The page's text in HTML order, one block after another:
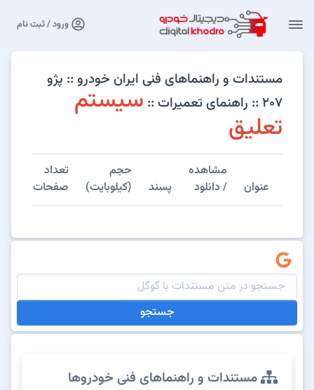
ورود / ثبت نام
مستندات و راهنماهای فنی ایران خودرو :: پژو
۲۰۷ :: راهنمای تعمیرات ::
سیستم
تعلیق
عنوان
مشاهده
/ دانلود
پسند
حجم
(کیلوبایت)
تعداد
صفحات
جستجو
مستندات و راهنماهای فنی خودروها